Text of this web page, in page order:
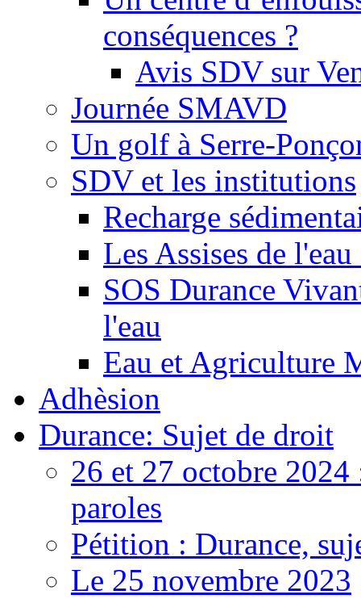
conséquences ?
Avis SDV sur
Journée SMAVD
Un golf à Serre-
SDV et les institutions
Recharge
Les Assises de
SOS Durance
l'eau
Eau et Agriculture
Adhèsion
Durance: Sujet de droit
26 et 27 octobre 2024
paroles
Pétition : Durance,
Le 25 novembre 2023